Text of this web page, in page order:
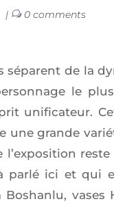
| 0 comments
séparent de la
le
uni­fi­ca­teur.
une grande
l’ex­po­si­tion
par­lé ici et qui